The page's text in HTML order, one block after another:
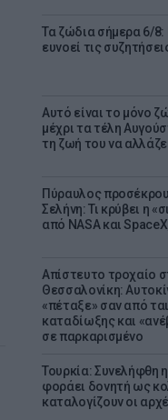
Τα ζώδια σήμερα 6/8:
ευνοεί τις
Αυτό είναι το μόνο
μέχρι τα τέλη
τη ζωή του να
Πύραυλος
Σελήνη: Τι κρύβει η
από NASA και
Απίστευτο τροχαίο
Θεσσαλονίκη:
«πέταξε» σαν από
καταδίωξης και
σε παρκαρισμένο
Τουρκία: Συνελήφθη
φοράει δoνητή ως
καταλογίζουν οι